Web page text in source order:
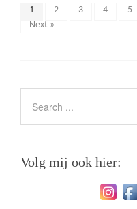
1 2 3 4 5
Next »
Volg mij ook hier: